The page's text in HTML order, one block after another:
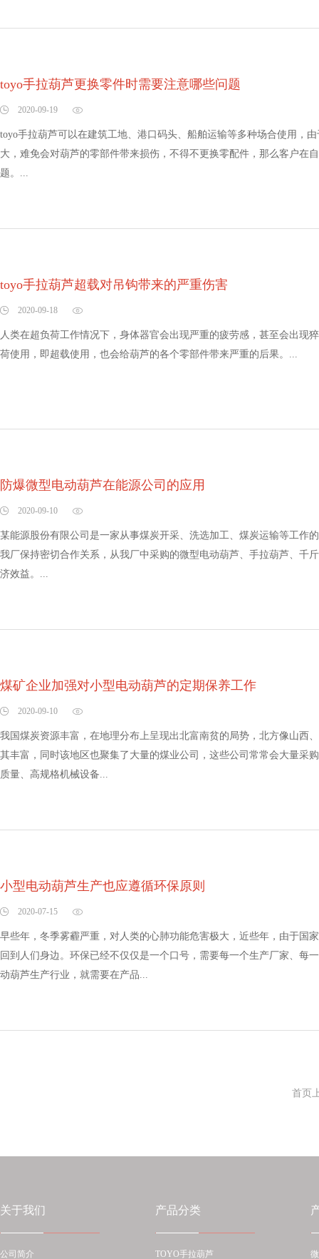
toyo手拉葫芦更换零件时需要注意哪些问题
2020-09-19
toyo手拉葫芦可以在建筑工地、港口码头、船舶运输等多种场合使用，
大，难免会对葫芦的零部件带来损伤，不得不更换零配件，那么客户在
题。...
toyo手拉葫芦超载对吊钩带来的严重伤害
2020-09-18
人类在超负荷工作情况下，身体器官会出现严重的疲劳感，甚至会出现
荷使用，即超载使用，也会给葫芦的各个零部件带来严重的后果。...
防爆微型电动葫芦在能源公司的应用
2020-09-10
某能源股份有限公司是一家从事煤炭开采、洗选加工、煤炭运输等工作
我厂保持密切合作关系，从我厂中采购的微型电动葫芦、手拉葫芦、千
济效益。...
煤矿企业加强对小型电动葫芦的定期保养工作
2020-09-10
我国煤炭资源丰富，在地理分布上呈现出北富南贫的局势，北方像山西
其丰富，同时该地区也聚集了大量的煤业公司，这些公司常常会大量采
质量、高规格机械设备...
小型电动葫芦生产也应遵循环保原则
2020-07-15
早些年，冬季雾霾严重，对人类的心肺功能危害极大，近些年，由于国
回到人们身边。环保已经不仅仅是一个口号，需要每一个生产厂家、每
动葫芦生产行业，就需要在产品...
首页
关于我们
公司简介
产品分类
TOYO手拉葫芦